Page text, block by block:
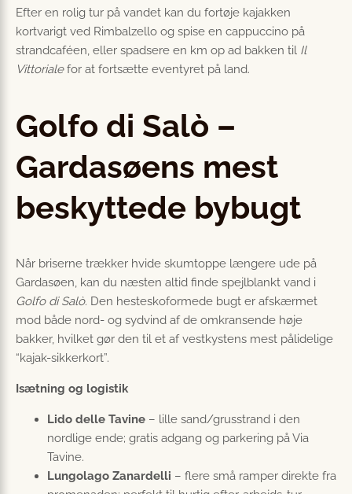
Efter en rolig tur på vandet kan du fortøje kajakken
kortvarigt ved Rimbalzello og spise en cappuccino på
strandcaféen, eller spadsere en km op ad bakken til Il
Vittorialefor at fortsætte eventyret på land.
Golfo di Salò –
Gardasøens mest
beskyttede bybugt
Når briserne trækker hvide skumtoppe længere ude på
Gardasøen, kan du næsten altid finde spejlblankt vand i
Golfo di Salò. Den hesteskoformede bugt er afskærmet
mod både nord- og sydvind af de omkransende høje
bakker, hvilket gør den til et af vestkystens mest pålidelige
“kajak-sikkerkort”.
Isætning og logistik
Lido delle Tavine – lille sand/grusstrand i den
nordlige ende; gratis adgang og parkering på Via
Tavine.
Lungolago Zanardelli – flere små ramper direkte fra